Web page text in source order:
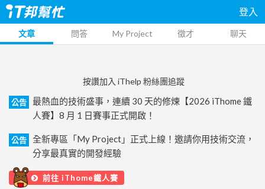
登入
文章 問答 My Project 徵才 聊天
按讚加入 iThelp 粉絲團追蹤
公告
最熱血的技術盛事，連續 30 天的修煉【2026 iThome 鐵
人賽】8 月 1 日賽事正式開啟！
公告
全新專區「My Project」正式上線！邀請你用技術交流，
分享最真實的開發經驗
前往 iThome鐵人賽